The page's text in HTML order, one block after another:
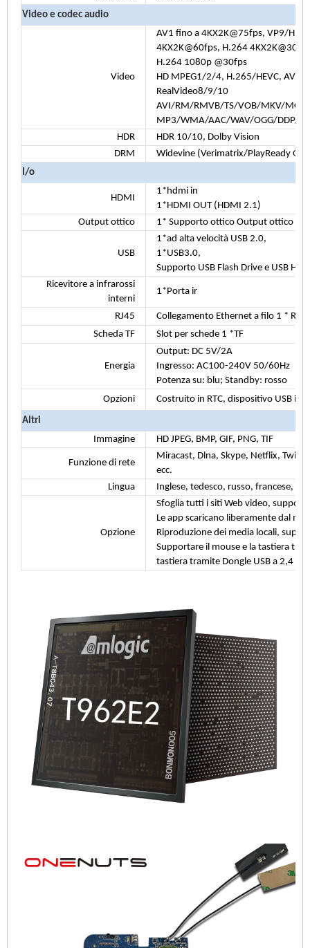
Video e codec audio
Video
AV1 fino a 4KX2K@75fps, VP9/
4KX2K@60fps, H.264
H.264 1080p @30fps
HD MPEG1/2/4, H.265/HEVC,
RealVideo8/9/10
AVI/RM/RMVB/TS/VOB/MKV/
MP3/WMA/AAC/WAV/OGG/DDP/
HDR
HDR 10/10, Dolby Vision
DRM
Widevine (Verimatrix/PlayReady
I/o
HDMI
1*hdmi in
1*HDMI OUT (HDMI 2.1)
Output ottico
1* Supporto ottico Output ottico
USB
1*ad alta velocità USB 2.0,
1*USB3.0,
Supporto USB Flash Drive e USB HDD
Ricevitore a infrarossi
interni
1*Porta ir
RJ45
Collegamento Ethernet a filo 1 * RJ45
Scheda TF
Slot per schede 1 *TF
Energia
Output: DC 5V/2A
Ingresso: AC100-240V 50/60Hz
Potenza su: blu; Standby: rosso
Opzioni
Costruito in RTC, dispositivo USB
Altri
Immagine
HD JPEG, BMP, GIF, PNG, TIF
Funzione di rete
Miracast, Dlna, Skype, Netflix,
ecc.
Lingua
Inglese, tedesco, russo, francese,
Opzione
Sfoglia tutti i siti Web video,
Le app scaricano liberamente dal
Riproduzione dei media locali,
Supportare il mouse e la tastiera
tastiera tramite Dongle USB a 2,4